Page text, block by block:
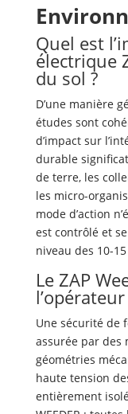
Quel est
électrique
du sol ?
D’une manière
études sont
d’impact sur
durable
de terre, les
les micro-
mode d’action
est contrôlé et
niveau des 10-
Le ZAP
l’opérateur
Une sécurité de
assurée par des
géométries
haute tension
entièrement